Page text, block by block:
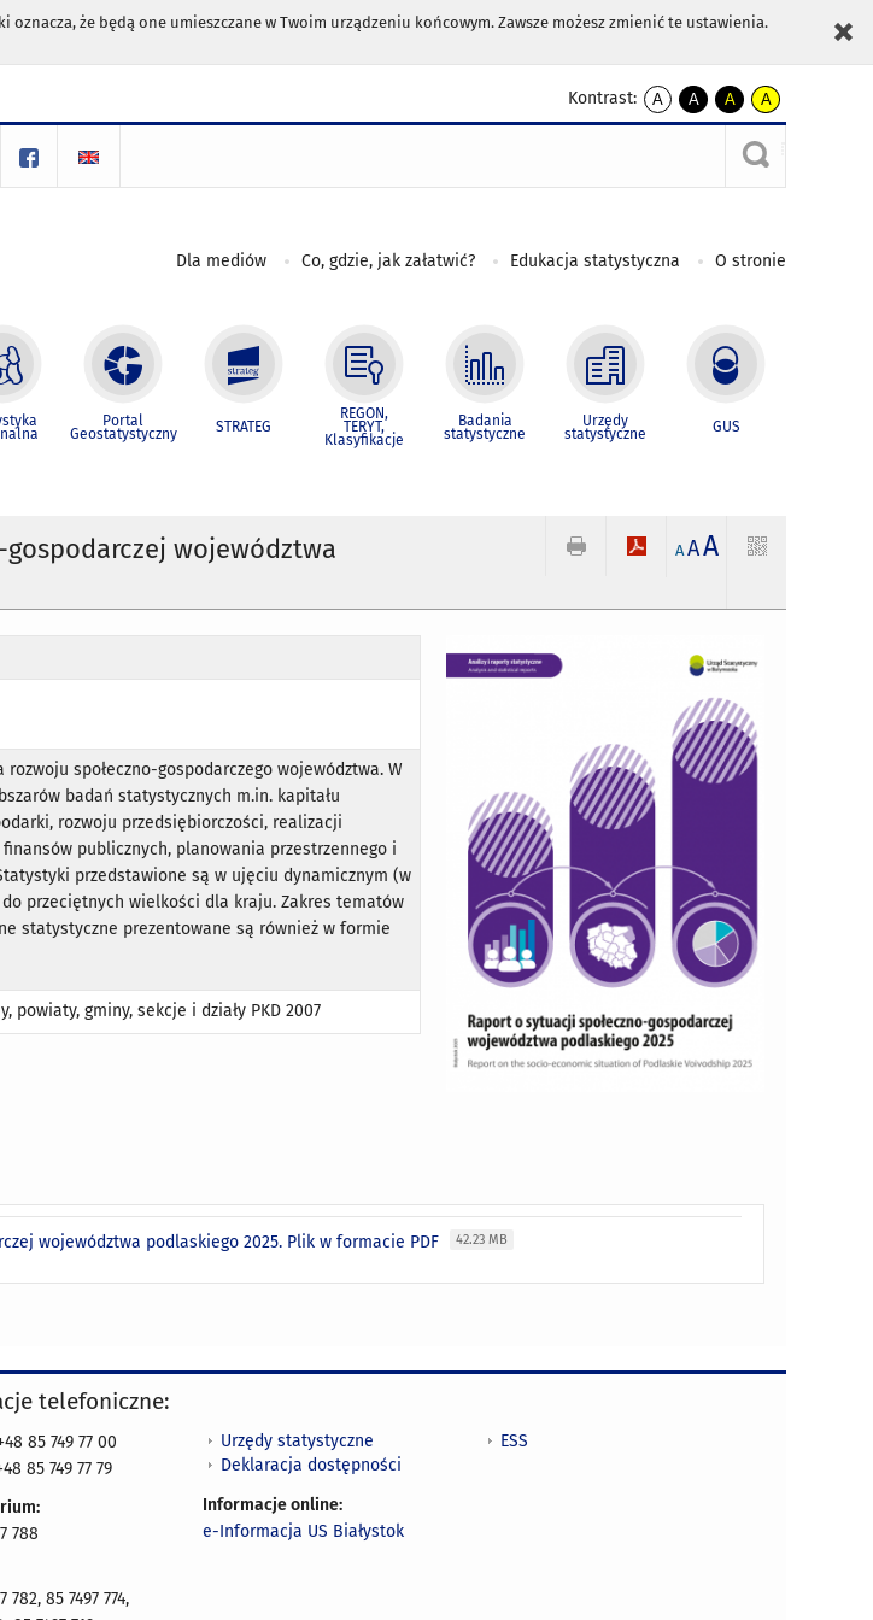
że będą one umieszczane w Twoim urządzeniu końcowym. Zawsze możesz zmienić te ustawienia.
Kontrast:
A
kontrast
A
kontrast
czarnym
A
kontrast
żółty
tekst
czarnym
A
kontrast
czarny
tekst
żółtym
Dla mediów Co, gdzie, jak załatwić? Edukacja statystyczna O stronie
Portal
Geostatystyczny STRATEG
REGON,
TERYT,
Klasyfikacje
Badania
statystyczne
Urzędy
statystyczne GUS
województwa
A AA
społeczno-gospodarczego województwa. W
badań statystycznych m.in. kapitału
rozwoju przedsiębiorczości, realizacji
publicznych, planowania przestrzennego i
przedstawione są w ujęciu dynamicznym (w
przeciętnych wielkości dla kraju. Zakres tematów
statystyczne prezentowane są również w formie
powiaty, gminy, sekcje i działy PKD 2007
województwa podlaskiego 2025. Plik w formacie PDF 42.23 MB
telefoniczne:
85 749 77 00
85 749 77 79
788
782, 85 7497 774,
Urzędy statystyczne
Deklaracja dostępności
Informacje online:
e-Informacja US Białystok
ESS